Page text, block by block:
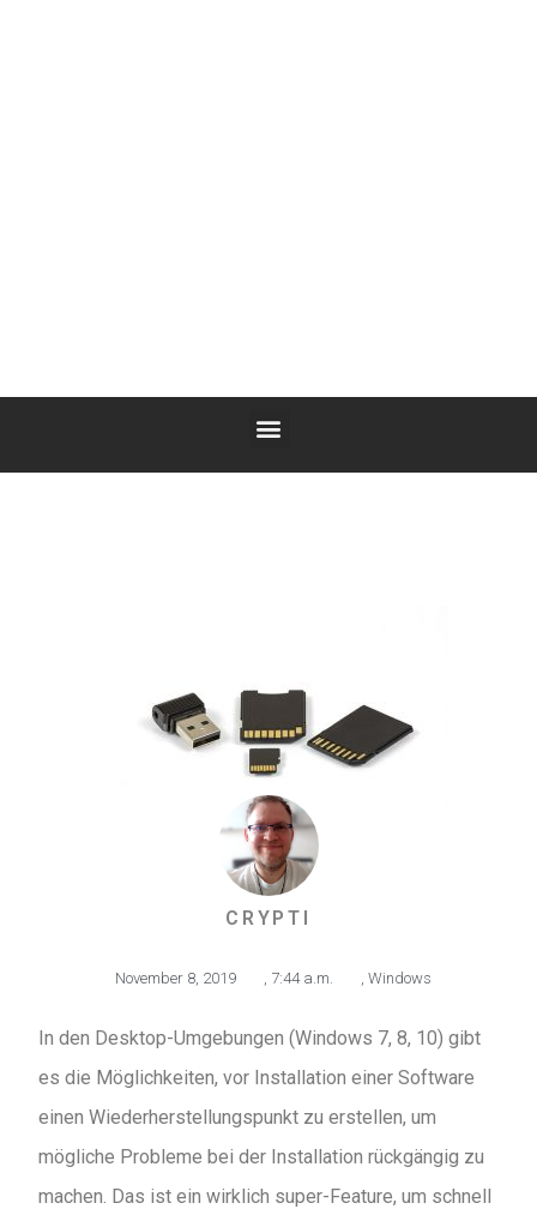
CRYPTI
November 8, 2019 7:44 a.m. Windows
In den Desktop-Umgebungen (Windows 7, 8, 10) gibt
es die Möglichkeiten, vor Installation einer Software
einen Wiederherstellungspunkt zu erstellen, um
mögliche Probleme bei der Installation rückgängig zu
machen. Das ist ein wirklich super-Feature, um schnell